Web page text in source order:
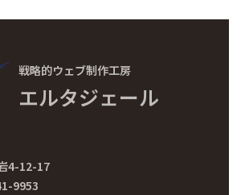
戦略的ウェブ制作工房
エルタジェール
4-12-17
9953